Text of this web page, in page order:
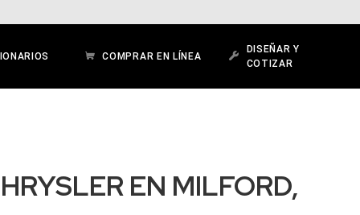
COMPRAR EN LÍNEA
DISEÑAR Y
COTIZAR
EN MILFORD,